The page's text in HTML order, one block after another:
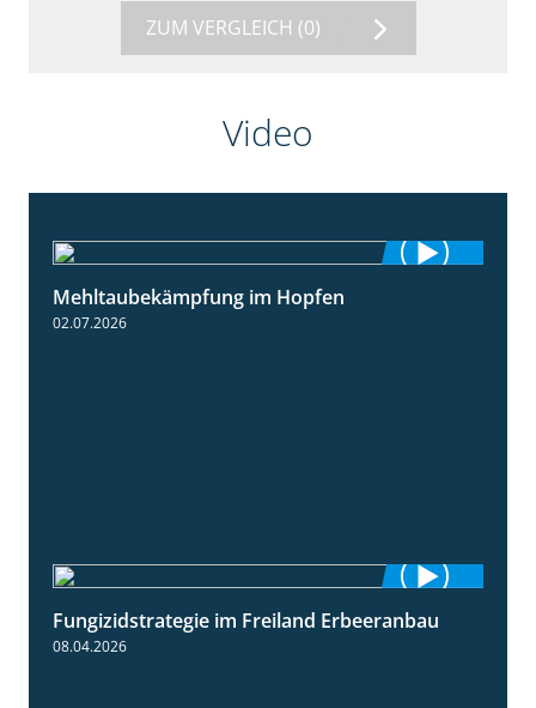
ZUM VERGLEICH (0)
Video
Mehltaubekämpfung im Hopfen
02.07.2026
2:49
Fungizidstrategie im Freiland Erbeeranbau
08.04.2026